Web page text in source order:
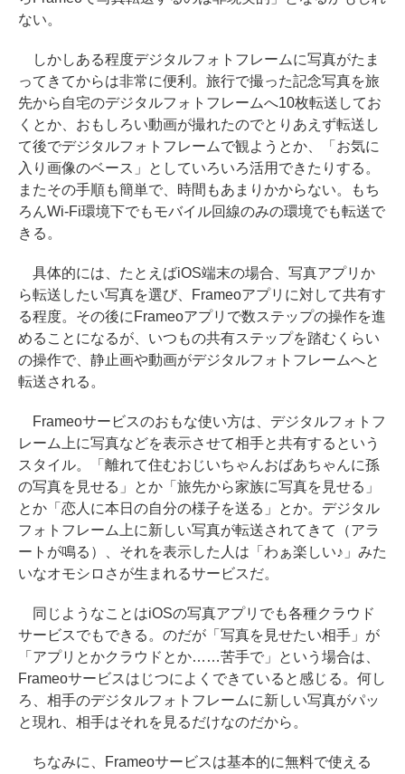
ない。
しかしある程度デジタルフォトフレームに写真がたま
ってきてからは非常に便利。旅行で撮った記念写真を旅
先から自宅のデジタルフォトフレームへ10枚転送してお
くとか、おもしろい動画が撮れたのでとりあえず転送し
て後でデジタルフォトフレームで観ようとか、「お気に
入り画像のベース」としていろいろ活用できたりする。
またその手順も簡単で、時間もあまりかからない。もち
ろんWi-Fi環境下でもモバイル回線のみの環境でも転送で
きる。
具体的には、たとえばiOS端末の場合、写真アプリか
ら転送したい写真を選び、Frameoアプリに対して共有す
る程度。その後にFrameoアプリで数ステップの操作を進
めることになるが、いつもの共有ステップを踏むくらい
の操作で、静止画や動画がデジタルフォトフレームへと
転送される。
Frameoサービスのおもな使い方は、デジタルフォトフ
レーム上に写真などを表示させて相手と共有するという
スタイル。「離れて住むおじいちゃんおばあちゃんに孫
の写真を見せる」とか「旅先から家族に写真を見せる」
とか「恋人に本日の自分の様子を送る」とか。デジタル
フォトフレーム上に新しい写真が転送されてきて（アラ
ートが鳴る）、それを表示した人は「わぁ楽しい♪」みた
いなオモシロさが生まれるサービスだ。
同じようなことはiOSの写真アプリでも各種クラウド
サービスでもできる。のだが「写真を見せたい相手」が
「アプリとかクラウドとか……苦手で」という場合は、
Frameoサービスはじつによくできていると感じる。何し
ろ、相手のデジタルフォトフレームに新しい写真がパッ
と現れ、相手はそれを見るだけなのだから。
ちなみに、Frameoサービスは基本的に無料で使える